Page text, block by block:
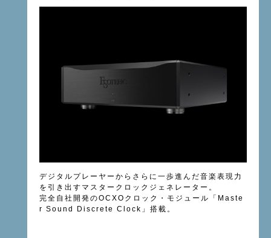
デジタルプレーヤーからさらに一歩進んだ音楽表現力
を引き出すマスタークロックジェネレーター。
完全自社開発のOCXOクロック・モジュール「Maste
r Sound Discrete Clock」搭載。